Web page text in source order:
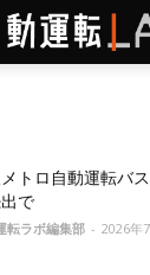
トロ自動運転バ
で
転ラボ編集部 - 2026年